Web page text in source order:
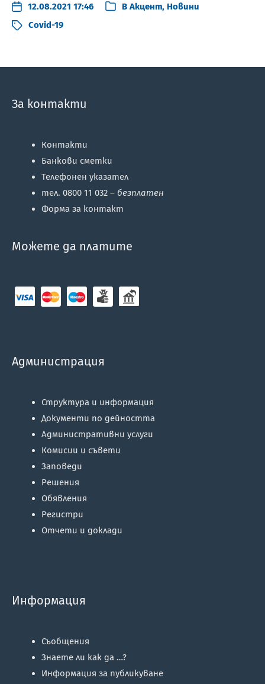
12.08.2021 17:46 В Акцент, Новини
Covid-19
За контакти
Контакти
Банкови сметки
Телефонен указател
тел. 0800 11 032 – безплатен
Форма за контакт
Можете да платите
Администрация
Структура и информация
Документи по дейността
Административни услуги
Комисии и съвети
Заповеди
Решения
Обявления
Регистри
Отчети и доклади
Информация
Съобщения
Знаете ли как да …?
Информация за публикуване